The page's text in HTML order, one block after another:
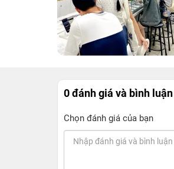
0 đánh giá và bình luận
Chọn đánh giá của bạn